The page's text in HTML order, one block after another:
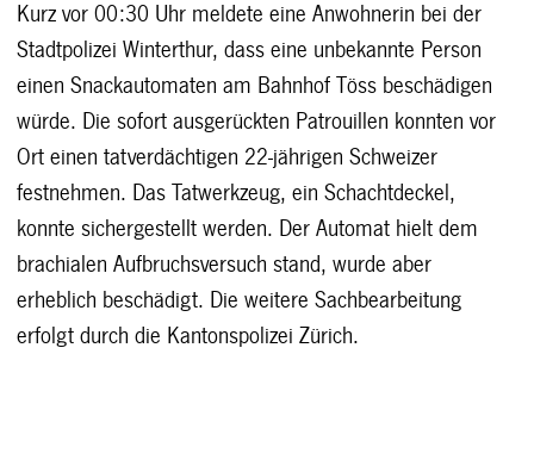
Kurz vor 00:30 Uhr meldete eine Anwohnerin bei der
Stadtpolizei Winterthur, dass eine unbekannte Person
einen Snackautomaten am Bahnhof Töss beschädigen
würde. Die sofort ausgerückten Patrouillen konnten vor
Ort einen tatverdächtigen 22-jährigen Schweizer
festnehmen. Das Tatwerkzeug, ein Schachtdeckel,
konnte sichergestellt werden. Der Automat hielt dem
brachialen Aufbruchsversuch stand, wurde aber
erheblich beschädigt. Die weitere Sachbearbeitung
erfolgt durch die Kantonspolizei Zürich.